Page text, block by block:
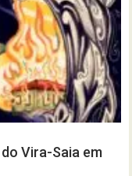
Vira-Saia em